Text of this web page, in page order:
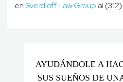
enSverdloffLaw Groupal
AYUDÁNDOLE A
SUS SUEÑOS DE